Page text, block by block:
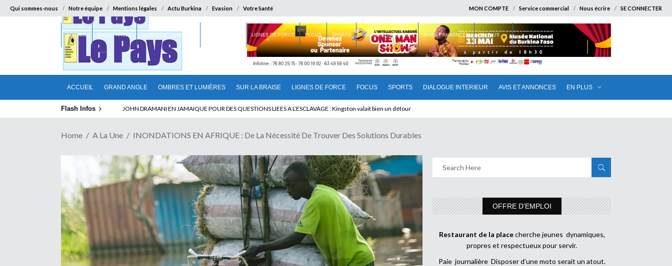
Qui sommes-nous Notre équipe Mentions légales Actu Burkina Evasion Votre Santé MON COMPTE Service commercial Nous écrire SE CONNECTER
ACCUEIL GRAND ANGLE OMBRES ET LUMIÈRES SUR LA BRAISE LIGNES DE FORCE FOCUS SPORTS DIALOGUE INTERIEUR AVIS ET ANNONCES EN PLUS
ACCUEIL GRAND ANGLE OMBRES ET LUMIÈRES LIGNES DE FORCE FOCUS SPORTS DIALOGUE INTERIEUR AVIS ET ANNONCES EN PLUS
Flash Infos ELECTION DE TALON A LA TETE DU SENAT BENINOIS : Quand Patrice quitte le pouvoir sans partir !
Home A La Une INONDATIONS EN AFRIQUE : De La Nécessité De Trouver Des Solutions Durables
OFFRE D’EMPLOI
Restaurant de la placecherche jeunes dynamiques,
propres et respectueux pour servir.
Paie journalière Disposer d’une moto serait un atout.